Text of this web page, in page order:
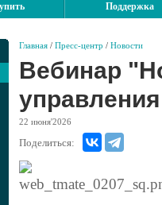
Поддержка
Главная / Пресс-центр / Новости
Вебинар
22 июня'2026
Поделиться: